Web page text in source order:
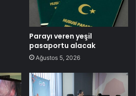
Parayı veren yeşil
pasaportu alacak
Ağustos 5, 2026